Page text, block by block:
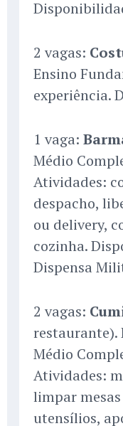
2 vagas:
Ensino
experiência.
1 vaga:
Médio
Atividades:
despacho,
ou delivery,
cozinha.
Dispensa
2 vagas:
restaurante).
Médio
Atividades:
limpar
utensílios,